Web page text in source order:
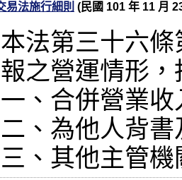
易法施行細則 (民國 101 年 11 月
本法第三十六
報之營運情形
一、合併營業收
二、為他人背
三、其他主管